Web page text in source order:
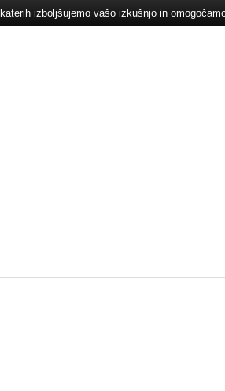
izboljšujemo vašo izkušnjo in